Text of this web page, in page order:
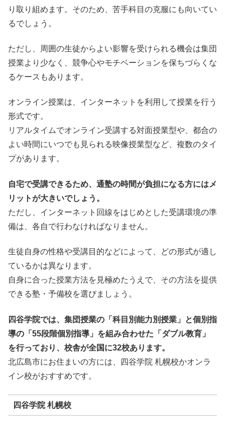
り取り組めます。そのため、苦手科目の克服にも向いてい
るでしょう。
ただし、周囲の生徒からよい影響を受けられる機会は集団
授業より少なく、競争心やモチベーションを保ちづらくな
るケースもあります。
オンライン授業は、インターネットを利用して授業を行う
形式です。
リアルタイムでオンライン受講する対面授業型や、都合の
よい時間にいつでも見られる映像授業型など、複数のタイ
プがあります。
自宅で受講できるため、通塾の時間が負担になる方にはメ
リットが大きいでしょう。
ただし、インターネット回線をはじめとした受講環境の準
備は、各自で行わなければなりません。
生徒自身の性格や受講目的などによって、どの形式が適し
ているかは異なります。
自身に合った授業方法を見極めたうえで、その方法を提供
できる塾・予備校を選びましょう。
四谷学院では、集団授業の「科目別能力別授業」と個別指
導の「55段階個別指導」を組み合わせた「ダブル教育」
を行っており、校舎が全国に32校あります。
北広島市にお住まいの方には、四谷学院 札幌校かオンラ
イン校がおすすめです。
四谷学院 札幌校